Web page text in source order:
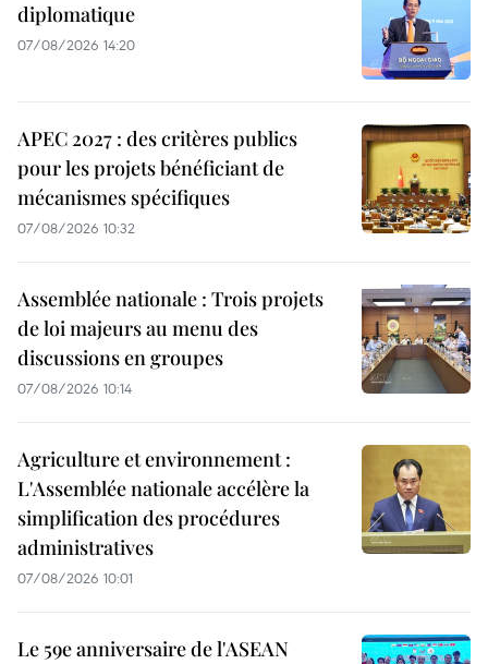
diplomatique
07/08/2026 14:20
APEC 2027 : des critères publics
pour les projets bénéficiant de
mécanismes spécifiques
07/08/2026 10:32
Assemblée nationale : Trois projets
de loi majeurs au menu des
discussions en groupes
07/08/2026 10:14
Agriculture et environnement :
L'Assemblée nationale accélère la
simplification des procédures
administratives
07/08/2026 10:01
Le 59e anniversaire de l'ASEAN